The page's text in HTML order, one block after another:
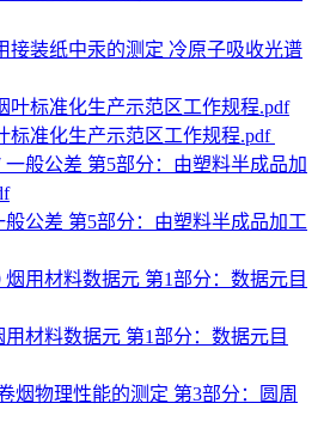
接装纸中汞的测定 冷原子吸收光谱
标准化生产示范区工作规程.pdf
般公差 第5部分：由塑料半成品加工
用材料数据元 第1部分：数据元目